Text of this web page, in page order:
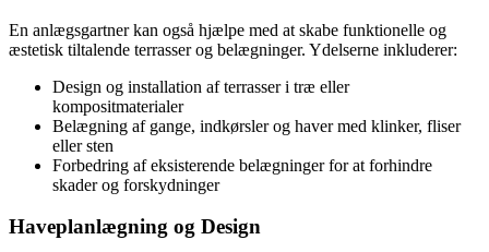
En anlægsgartner kan også hjælpe med at skabe funktionelle og
æstetisk tiltalende terrasser og belægninger. Ydelserne inkluderer:
Design og installation af terrasser i træ eller
kompositmaterialer
Belægning af gange, indkørsler og haver med klinker, fliser
eller sten
Forbedring af eksisterende belægninger for at forhindre
skader og forskydninger
Haveplanlægning og Design